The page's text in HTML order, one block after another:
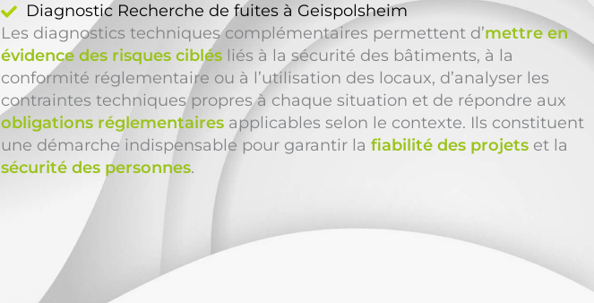
Diagnostic Recherche de fuites à Geispolsheim
Les diagnostics techniques complémentaires permettent d’mettre en
évidence des risques ciblés liés à la sécurité des bâtiments, à la
conformité réglementaire ou à l’utilisation des locaux, d’analyser les
contraintes techniques propres à chaque situation et de répondre aux
obligations réglementaires applicables selon le contexte. Ils constituent
une démarche indispensable pour garantir la fiabilité des projets et la
sécurité des personnes.